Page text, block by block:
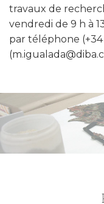
travaux de
vendredi de 9 h à
par téléphone